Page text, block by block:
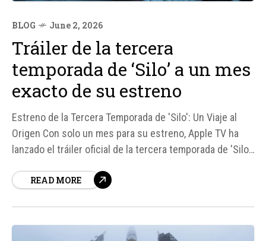
BLOG June 2, 2026
Tráiler de la tercera
temporada de ‘Silo’ a un mes
exacto de su estreno
Estreno de la Tercera Temporada de 'Silo': Un Viaje al
Origen Con solo un mes para su estreno, Apple TV ha
lanzado el tráiler oficial de la tercera temporada de 'Silo',
últimos años. Protagonizada y producida por Rebecca
READ MORE